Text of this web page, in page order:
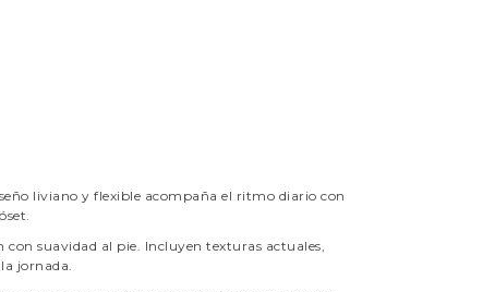
liviano y flexible acompaña el ritmo diario con
con suavidad al pie. Incluyen texturas actuales,
jornada.